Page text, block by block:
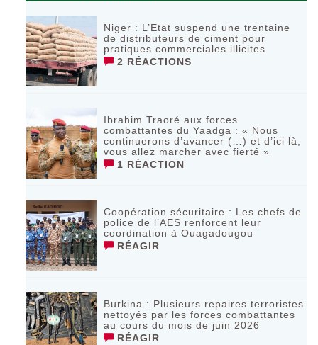
Niger : L’Etat suspend une trentaine
de distributeurs de ciment pour
pratiques commerciales illicites
2 RÉACTIONS
Ibrahim Traoré aux forces
combattantes du Yaadga : « Nous
continuerons d’avancer (…) et d’ici là,
vous allez marcher avec fierté »
1 RÉACTION
Coopération sécuritaire : Les chefs de
police de l’AES renforcent leur
coordination à Ouagadougou
RÉAGIR
‎Burkina : Plusieurs repaires terroristes
nettoyés par les forces combattantes
au cours du mois de juin 2026
RÉAGIR